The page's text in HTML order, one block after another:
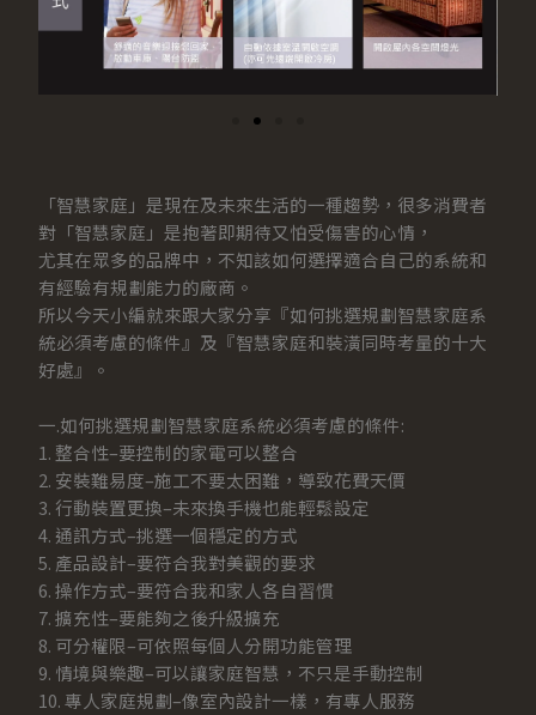
「智慧家庭」是現在及未來生活的一種趨勢，很多消費者
對「智慧家庭」是抱著即期待又怕受傷害的心情，
尤其在眾多的品牌中，不知該如何選擇適合自己的系統和
有經驗有規劃能力的廠商。
所以今天小編就來跟大家分享『如何挑選規劃智慧家庭系
統必須考慮的條件』及『智慧家庭和裝潢同時考量的十大
好處』。
一.如何挑選規劃智慧家庭系統必須考慮的條件:
1. 整合性–要控制的家電可以整合
2. 安裝難易度–施工不要太困難，導致花費天價
3. 行動裝置更換–未來換手機也能輕鬆設定
4. 通訊方式–挑選一個穩定的方式
5. 產品設計–要符合我對美觀的要求
6. 操作方式–要符合我和家人各自習慣
7. 擴充性–要能夠之後升級擴充
8. 可分權限–可依照每個人分開功能管理
9. 情境與樂趣–可以讓家庭智慧，不只是手動控制
10. 專人家庭規劃–像室內設計一樣，有專人服務